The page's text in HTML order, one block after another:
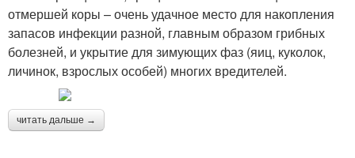
отмершей коры – очень удачное место для накопления
запасов инфекции разной, главным образом грибных
болезней, и укрытие для зимующих фаз (яиц, куколок,
личинок, взрослых особей) многих вредителей.
читать дальше →